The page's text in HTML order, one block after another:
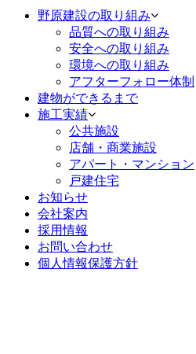
野原建設の取り組み
品質への取り組み
安全への取り組み
環境への取り組み
アフターフォロー体制
建物ができるまで
施工実績
公共施設
店舗・商業施設
アパート・マンション
戸建住宅
お知らせ
会社案内
採用情報
お問い合わせ
個人情報保護方針